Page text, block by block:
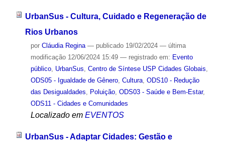
UrbanSus - Cultura, Cuidado e Regeneração de
Rios Urbanos
por Cláudia Regina — publicado19/02/2024 — última
modificação12/06/2024 15:49 — registrado em: Evento
público, UrbanSus, Centro de Síntese USP Cidades Globais,
ODS05 - Igualdade de Gênero, Cultura, ODS10 - Redução
das Desigualdades, Poluição, ODS03 - Saúde e Bem-Estar,
ODS11 - Cidades e Comunidades
Localizado em EVENTOS
UrbanSus - Adaptar Cidades: Gestão e